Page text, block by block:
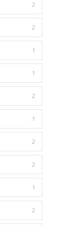
2
2
1
1
2
1
2
2
1
2